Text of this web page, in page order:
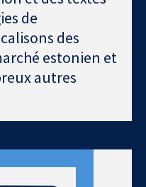
de
des
estonien et
autres